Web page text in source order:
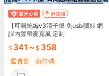
【可開統編v3清子攝 免usb腦影 網
課內置帶麥克風 定制
341 ~ 358
運費券 折扣碼